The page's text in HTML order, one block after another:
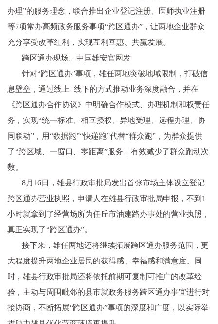
办理”的服务理念，联合推出企业登记注册、医师执业注册
等7项常办高频政务服务事项“跨区通办”，让两地企业群众
充分享受改革红利，实现互利互惠、共赢发展。
跨区通办现场。中国雄安官网发
针对“跨区通办”事项，雄任两地突破地域限制，打破信
息壁垒，通过线上+线下的方式推动业务深度融合，并在
《跨区通办合作协议》中明确合作模式、办理机制和权责任
务，实现“统一标准、相互授权、异地受理、远程办理、协
同联动”，用“数据跑”“快递跑”代替“群众跑”，为群众提供
了“跨区域、一窗口、零距离”服务，有效减少了群众跑动次
数。
8月16日，雄县行政审批局发出首张市场主体设立登记
跨区通办营业执照，申请人在雄县行政审批局申报，不到1
小时就拿到了经营场所为任丘市油建路办事处的营业执照，
真正实现了“跨区通办”。
接下来，雄任两地还将继续拓展跨区通办服务范围，更
大程度提升两地企业居民的获得感、幸福感和满意度。同
时，雄县行政审批局还将依托前期可复制可推广的改革经
验，主动与周围毗邻的县市就政务服务跨区通办事宜进行对
接协商，不断拓展“跨区通办”事项的深度和广度，以实际举